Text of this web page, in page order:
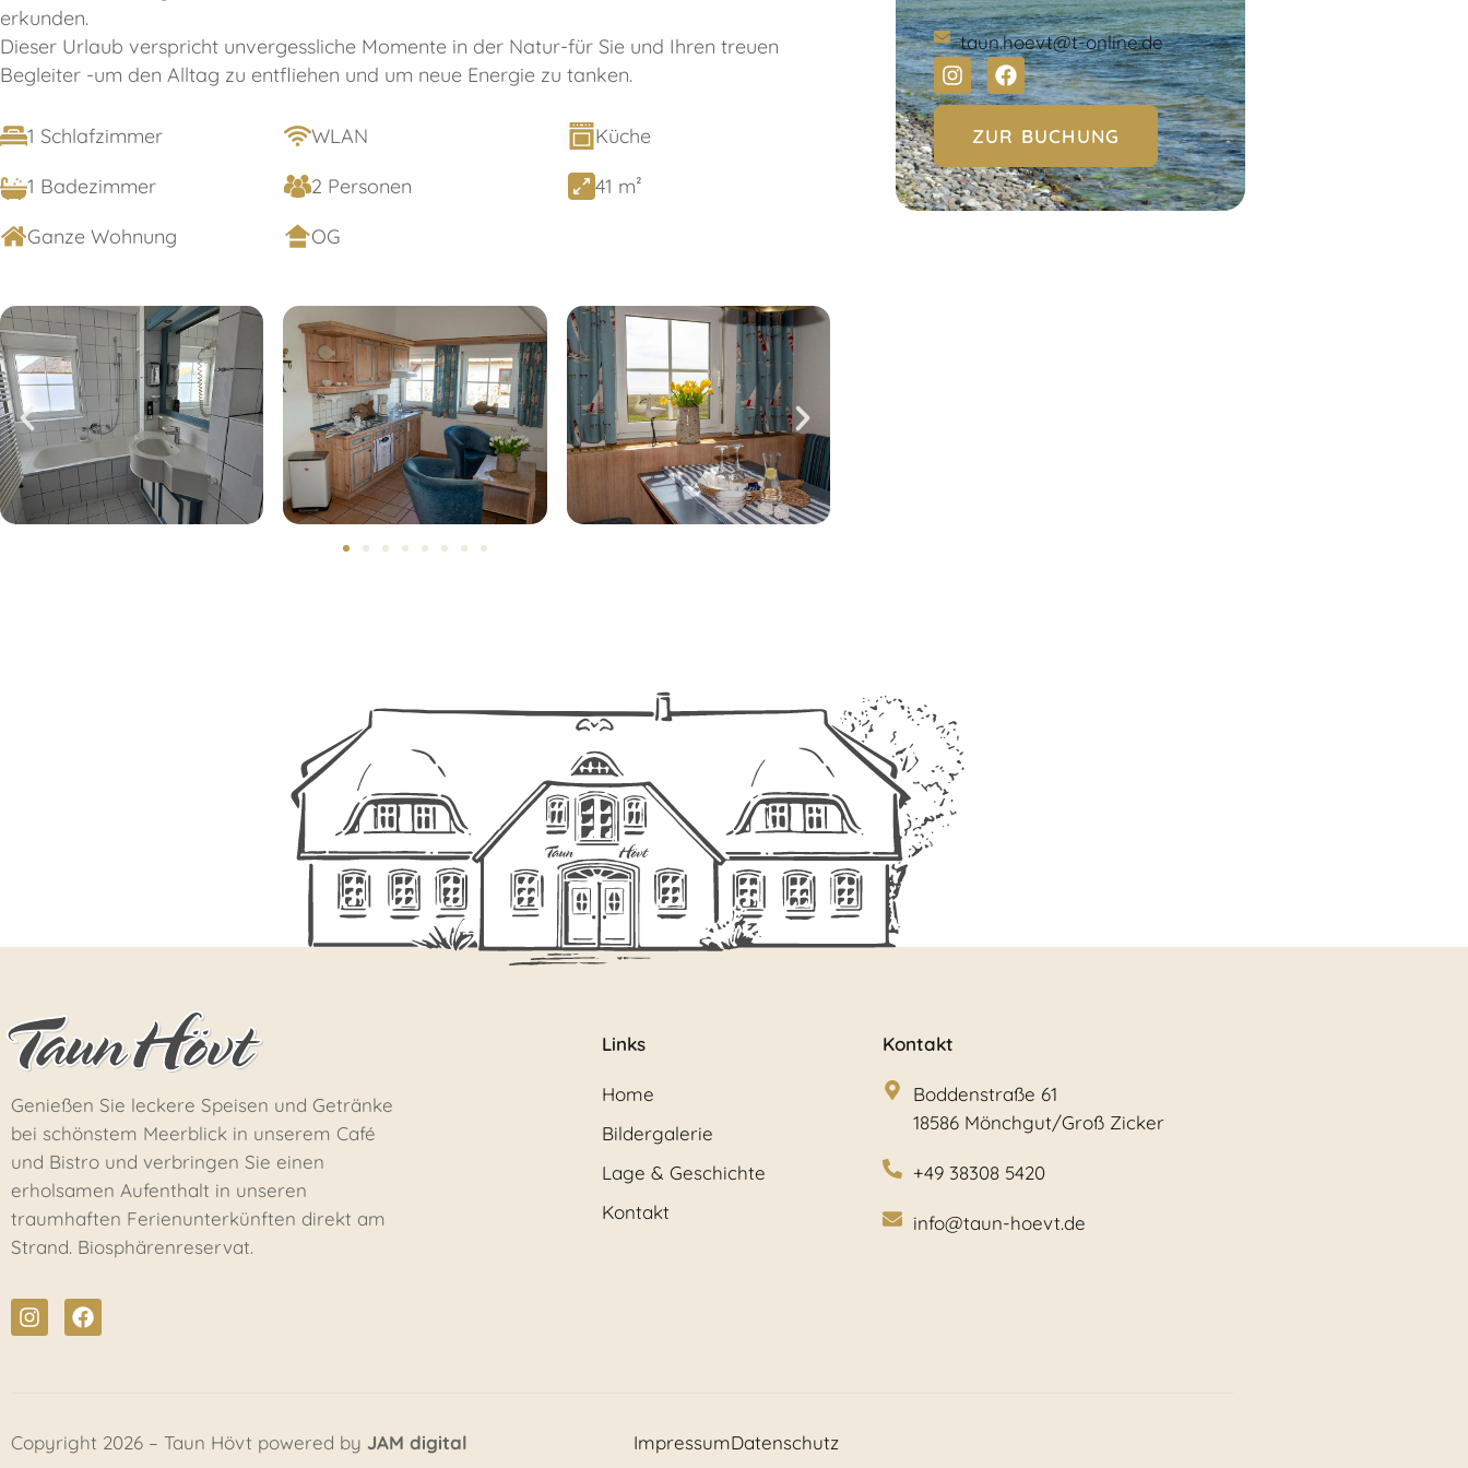
erkunden.
Dieser Urlaub verspricht unvergessliche Momente in der Natur-für Sie und Ihren treuen
Begleiter -um den Alltag zu entfliehen und um neue Energie zu tanken.
1 Schlafzimmer WLAN
Küche
1 Badezimmer
2 Personen
41 m²
Ganze Wohnung
OG
taun.hoevt@t-online.de
ZUR BUCHUNG
Genießen Sie leckere Speisen und Getränke
bei schönstem Meerblick in unserem Café
und Bistro und verbringen Sie einen
erholsamen Aufenthalt in unseren
traumhaften Ferienunterkünften direkt am
Strand. Biosphärenreservat.
Links
Home
Bildergalerie
Lage & Geschichte
Kontakt
Kontakt
Boddenstraße 61
18586 Mönchgut/Groß Zicker
+49 38308 5420
info@taun-hoevt.de
Copyright 2026 – Taun Hövt powered by JAM digital ImpressumDatenschutz